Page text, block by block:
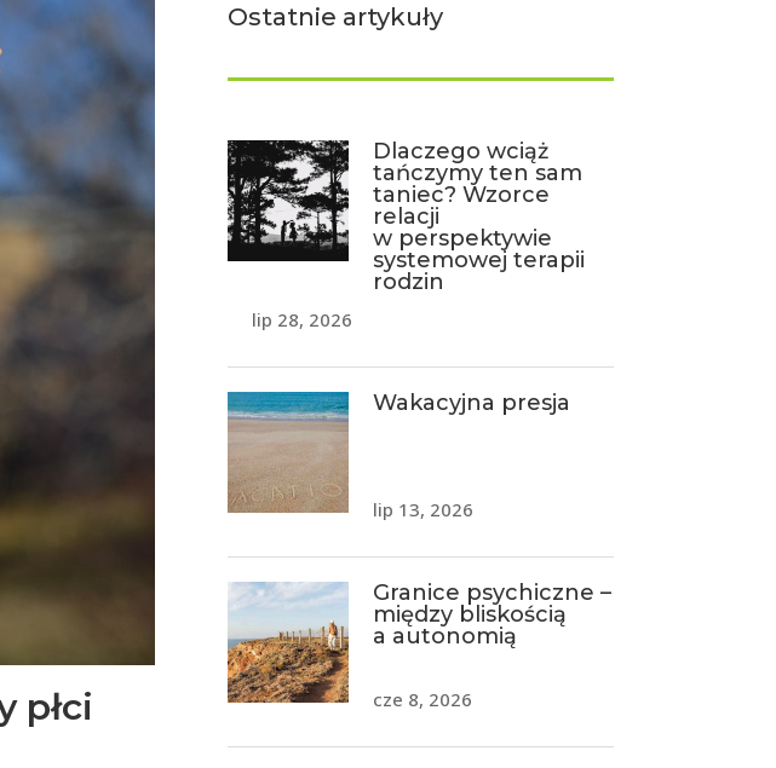
płci
Ostatnie artykuły
Dlaczego wciąż
tańczymy ten sam
taniec? Wzorce
relacji
w perspektywie
systemowej terapii
rodzin
lip 28, 2026
Wakacyjna presja
lip 13, 2026
Granice psychiczne –
między bliskością
a autonomią
cze 8, 2026